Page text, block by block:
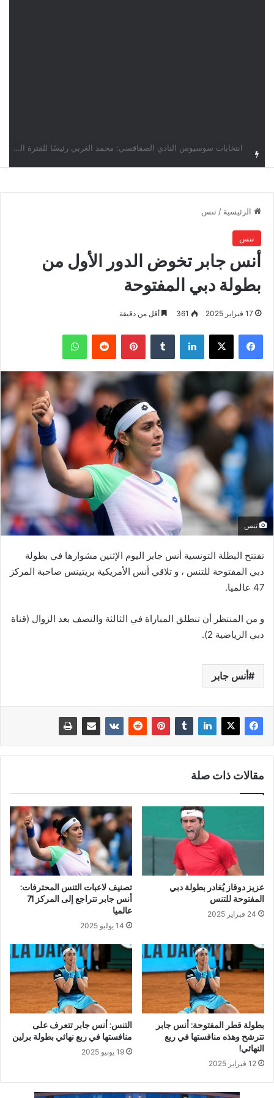
الرئيسية / تنس
تنس
أنس جابر تخوض الدور الأول من
بطولة دبي المفتوحة
17 فبراير 2025 361 أقل من دقيقة
فيسبوك ‫X لينكدإن بينتيريست واتساب
تنس
تفتتح البطلة التونسية أنس جابر اليوم الإثنين مشوارها في بطولة
دبي المفتوحة للتنس ، و تلاقي أنس الأمريكية بريتينس صاحبة المركز
47 عالميا.
و من المنتظر أن تنطلق المباراة في الثالثة والنصف بعد الزوال (قناة
دبي الرياضية 2).
أنس جابر
مقالات ذات صلة
عزيز دوقاز يُغادر بطولة دبي
المفتوحة للتنس
24 فبراير 2025
تصنيف لاعبات التنس المحترفات:
أنس جابر تتراجع إلى المركز 71
عالميا
14 يوليو 2025
بطولة قطر المفتوحة: أنس جابر
تترشح وهذه منافستها في ربع
النهائي!
12 فبراير 2025
التنس: أنس جابر تتعرف على
منافستها في ربع نهائي بطولة برلين
19 يونيو 2025